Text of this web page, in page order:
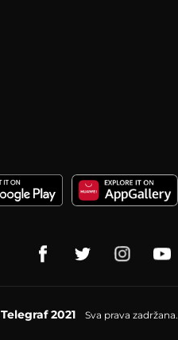
2021 Sva prava zadržana.